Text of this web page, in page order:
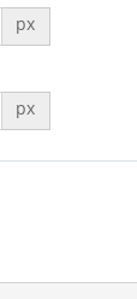
px
px